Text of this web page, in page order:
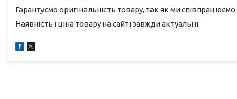
Гарантуємо оригінальність товару, так як ми
Наявність і ціна товару на сайті завжди актуальні.